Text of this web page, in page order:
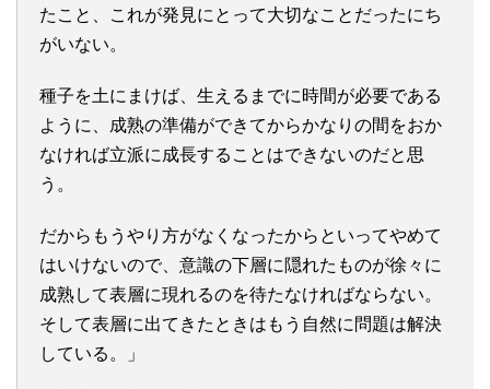
たこと、これが発見にとって大切なことだったにち
がいない。
種子を土にまけば、生えるまでに時間が必要である
ように、成熟の準備ができてからかなりの間をおか
なければ立派に成長することはできないのだと思
う。
だからもうやり方がなくなったからといってやめて
はいけないので、意識の下層に隠れたものが徐々に
成熟して表層に現れるのを待たなければならない。
そして表層に出てきたときはもう自然に問題は解決
している。」